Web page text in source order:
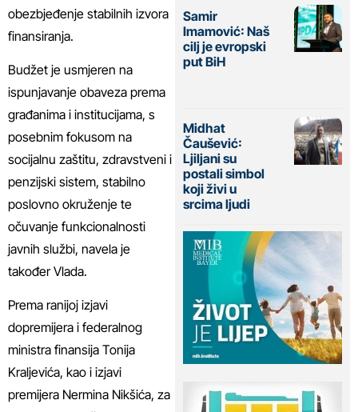
obezbjeđenje stabilnih izvora
finansiranja.
Budžet je usmjeren na
ispunjavanje obaveza prema
građanima i institucijama, s
posebnim fokusom na
socijalnu zaštitu, zdravstveni i
penzijski sistem, stabilno
poslovno okruženje te
očuvanje funkcionalnosti
javnih službi, navela je
također Vlada.
Prema ranijoj izjavi
dopremijera i federalnog
ministra finansija Tonija
Kraljevića, kao i izjavi
premijera Nermina Nikšića, za
Samir
Imamović: Naš
cilj je evropski
put BiH
Midhat
Čaušević:
Ljiljani su
postali simbol
koji živi u
srcima ljudi